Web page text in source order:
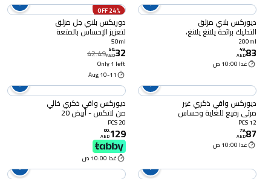
ديوركس بلاي مزلق
التدليك برائحة يلانغ يلانغ،
200 ملل
200ml
83
.
49
AED
غدا 10:00 ص
24% OFF
دوريكس بلاي جل مزلق
لتعزيز الإحساس بالمتعة
الحميمية - أزرق 50 ملل
50ml
32
.
50
AED
42.49
Only 1 left
10-11 Aug
ديوركس واقي ذكري غير
مرئي رفيع للغاية وحساس
12 قطعة - شفاف
12 PCS
87
.
79
AED
غدا 10:00 ص
ديوركس واقي ذكري خالي
من لاتكس - أبيض 20
قطعة
20 PCS
129
.
00
AED
غدا 10:00 ص